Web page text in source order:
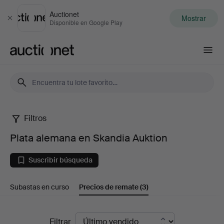
Cerrar
Auctionet
Disponible en Google Play Mostrar
Plata
alemana
en
Skandia
Filtros
Plata alemana en Skandia Auktion
Suscribir búsqueda
Subastas en curso Precios de remate(3)
Filtrar